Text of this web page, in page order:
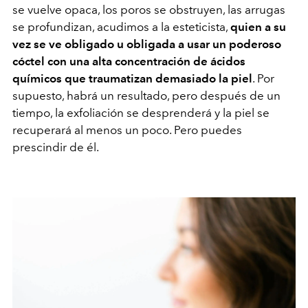
se vuelve opaca, los poros se obstruyen, las arrugas
se profundizan, acudimos a la esteticista, quien a su
vez se ve obligado u obligada a usar un poderoso
cóctel con una alta concentración de ácidos
químicos que traumatizan demasiado la piel. Por
supuesto, habrá un resultado, pero después de un
tiempo, la exfoliación se desprenderá y la piel se
recuperará al menos un poco. Pero puedes
prescindir de él.